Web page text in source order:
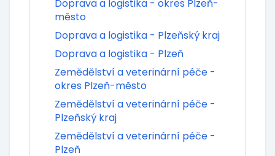
Doprava a logistika - okres Plzeň-
město
Doprava a logistika - Plzeňský kraj
Doprava a logistika - Plzeň
Zemědělství a veterinární péče -
okres Plzeň-město
Zemědělství a veterinární péče -
Plzeňský kraj
Zemědělství a veterinární péče -
Plzeň